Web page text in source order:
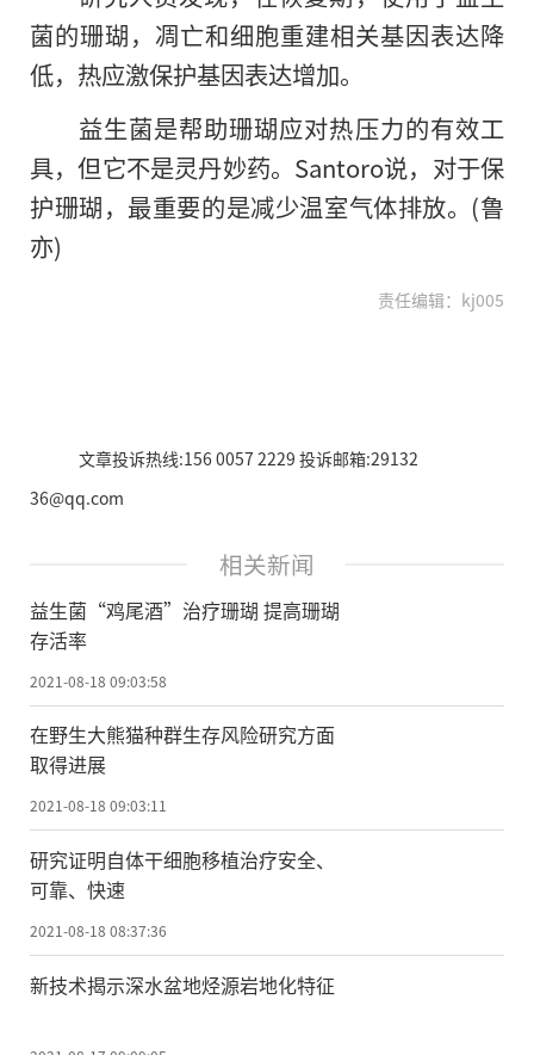
菌的珊瑚，凋亡和细胞重建相关基因表达降
低，热应激保护基因表达增加。
益生菌是帮助珊瑚应对热压力的有效工
具，但它不是灵丹妙药。Santoro说，对于保
护珊瑚，最重要的是减少温室气体排放。(鲁
亦)
责任编辑：kj005
文章投诉热线:156 0057 2229 投诉邮箱:29132
36@qq.com
相关新闻
益生菌“鸡尾酒”治疗珊瑚 提高珊瑚
存活率
2021-08-18 09:03:58
在野生大熊猫种群生存风险研究方面
取得进展
2021-08-18 09:03:11
研究证明自体干细胞移植治疗安全、
可靠、快速
2021-08-18 08:37:36
新技术揭示深水盆地烃源岩地化特征